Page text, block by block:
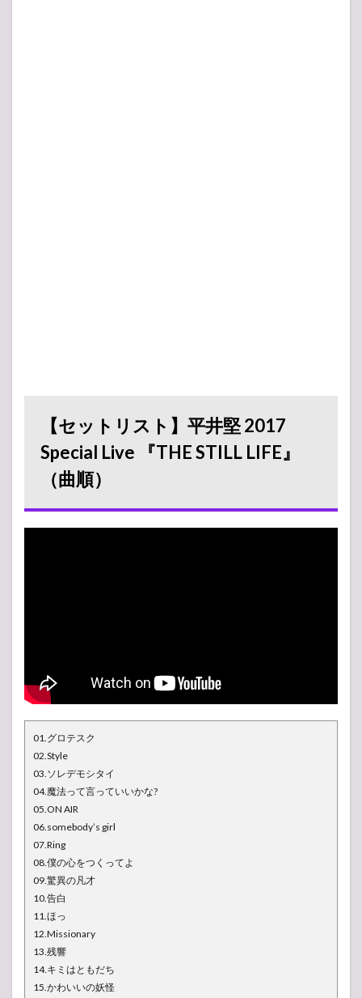
【セットリスト】平井堅 2017
Special Live 『THE STILL LIFE』
（曲順）
01.グロテスク
02.Style
03.ソレデモシタイ
04.魔法って言っていいかな?
05.ON AIR
06.somebody’s girl
07.Ring
08.僕の心をつくってよ
09.驚異の凡才
10.告白
11.ほっ
12.Missionary
13.残響
14.キミはともだち
15.かわいいの妖怪